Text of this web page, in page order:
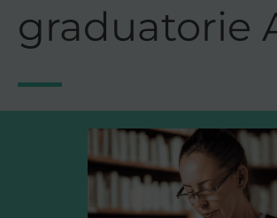
graduatorie